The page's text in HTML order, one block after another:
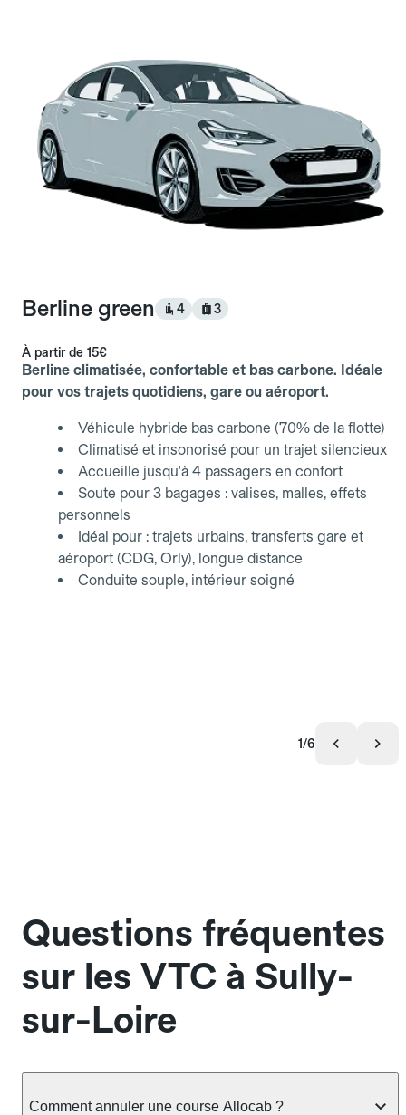
Berline green 4 3
À partir de 15€
Berline climatisée, confortable et bas carbone. Idéale
pour vos trajets quotidiens, gare ou aéroport.
Véhicule hybride bas carbone (70% de la flotte)
Climatisé et insonorisé pour un trajet silencieux
Accueille jusqu'à 4 passagers en confort
Soute pour 3 bagages : valises, malles, effets
personnels
Idéal pour : trajets urbains, transferts gare et
aéroport (CDG, Orly), longue distance
Conduite souple, intérieur soigné
1/6
Questions fréquentes
sur les VTC à Sully-
sur-Loire
Comment annuler une course Allocab ?